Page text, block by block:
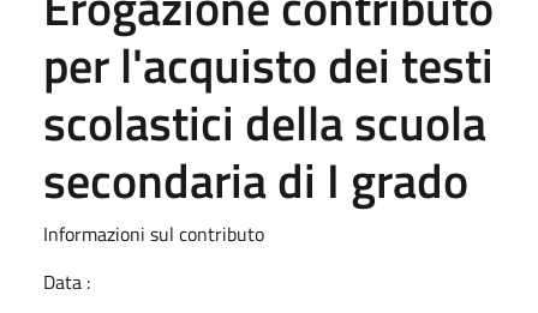
per l'acquisto dei testi
scolastici della scuola
secondaria di I grado
Informazioni sul contributo
Data :